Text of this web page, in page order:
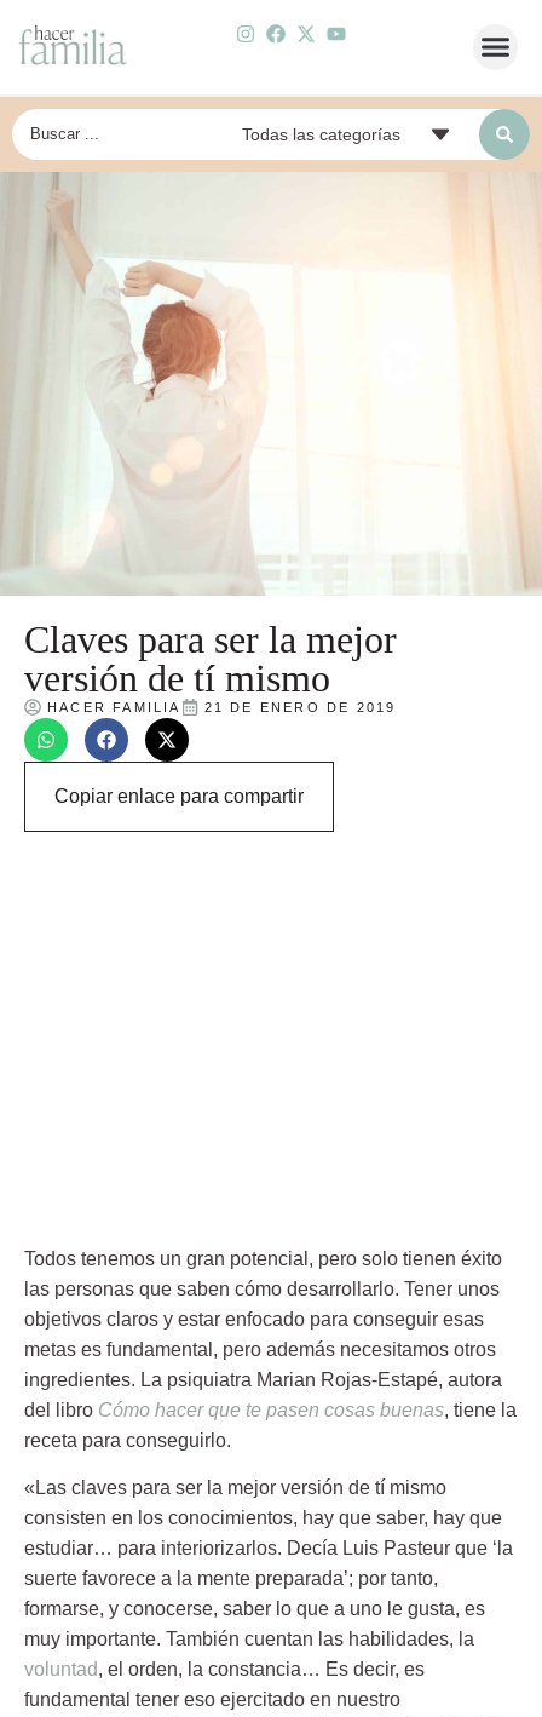
Claves para ser la mejor
versión de tí mismo
HACER FAMILIA 21 DE ENERO DE 2019
Copiar enlace para compartir
Todos tenemos un gran potencial, pero solo tienen éxito
las personas que saben cómo desarrollarlo. Tener unos
objetivos claros y estar enfocado para conseguir esas
metas es fundamental, pero además necesitamos otros
ingredientes. La psiquiatra Marian Rojas-Estapé, autora
del libro Cómo hacer que te pasen cosas buenas, tiene la
receta para conseguirlo.
« Las claves para ser la mejor versión de tí mismo
consisten en los conocimientos, hay que saber, hay que
estudiar… para interiorizarlos. Decía Luis Pasteur que ‘la
suerte favorece a la mente preparada’; por tanto,
formarse, y conocerse, saber lo que a uno le gusta, es
muy importante. También cuentan las habilidades, la
voluntad, el orden, la constancia… Es decir, es
fundamental tener eso ejercitado en nuestro